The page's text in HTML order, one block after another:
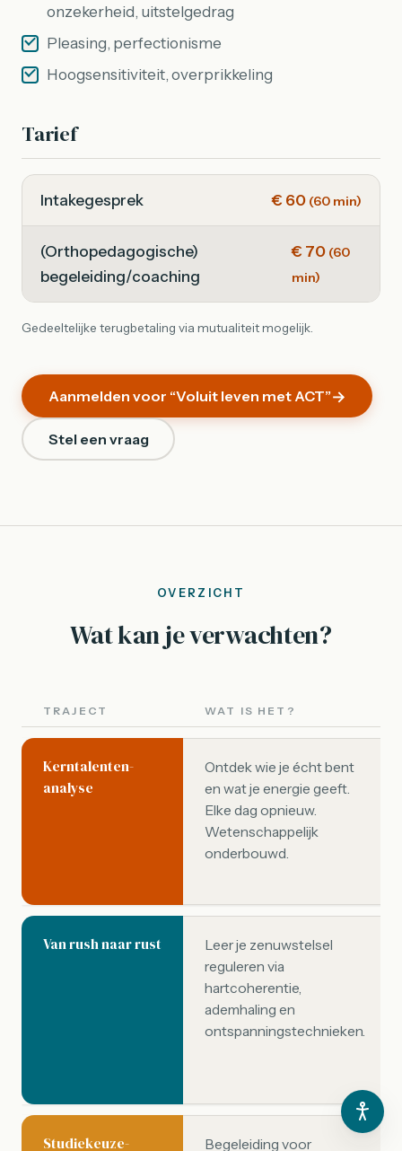
onzekerheid, uitstelgedrag
Pleasing, perfectionisme
Hoogsensitiviteit, overprikkeling
Tarief
Intakegesprek € 60 (60 min)
(Orthopedagogische)
begeleiding/coaching
€ 70 (60
min)
Gedeeltelijke terugbetaling via mutualiteit mogelijk.
Aanmelden voor “Voluit leven met ACT”
Stel een vraag
OVERZICHT
Wat kan je verwachten?
TRAJECT WAT IS HET?
Kerntalenten­
analyse
Ontdek wie je écht bent
en wat je energie geeft.
Elke dag opnieuw.
Wetenschappelijk
onderbouwd.
Van rush naar rust
Leer je zenuwstelsel
reguleren via
hartcoherentie,
ademhaling en
ontspanningstechnieken.
Studiekeuze­ Begeleiding voor